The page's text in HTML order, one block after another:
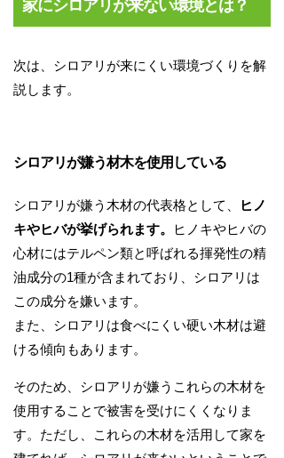
家にシロアリが来ない環境とは？
次は、シロアリが来にくい環境づくりを解
説します。
シロアリが嫌う材木を使用している
シロアリが嫌う木材の代表格として、
ヒノ
キやヒバが挙げられます。
ヒノキやヒバの
心材にはテルペン類と呼ばれる揮発性の精
油成分の1種が含まれており、シロアリは
この成分を嫌います。
また、シロアリは食べにくい硬い木材は避
ける傾向もあります。
そのため、シロアリが嫌うこれらの木材を
使用することで被害を受けにくくなりま
す。ただし、これらの木材を活用して家を